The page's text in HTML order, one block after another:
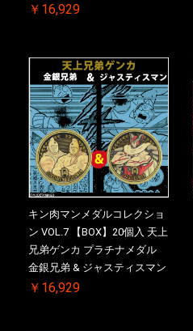
VS. テリーマン 3.0 初回シリア
売品)付
￥16,929
キン肉マンメダルコレクショ
ン VOL.7 【BOX】20個入 天上
兄弟ゲンカ プラチナメダル
金銀兄弟 & ジャスティスマン
2.0 初回シリアルNO.入 ケース
￥16,929